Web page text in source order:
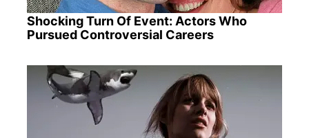
Shocking Turn Of Event: Actors Who
Pursued Controversial Careers